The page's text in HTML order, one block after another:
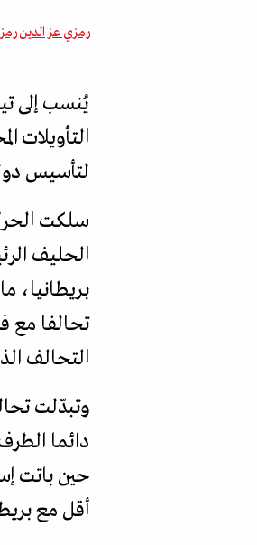
رمزي عز الدين
يُنسب إلى
التأويلات
لتأسيس
سلكت
الحليف
تحالفا مع
التحالف
وتبدّلت
دائما
حين باتت
أقل مع